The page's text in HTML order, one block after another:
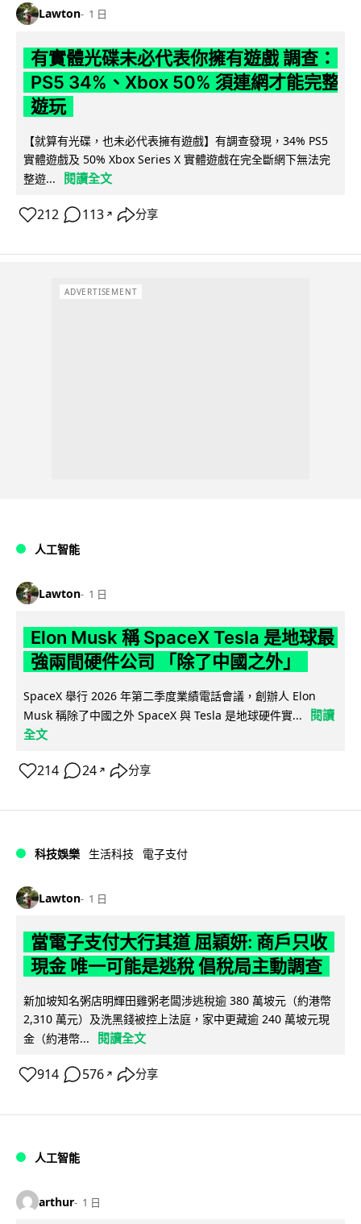
Lawton 1 日
有實體光碟未必代表你擁有遊戲 調查：
PS5 34%、Xbox 50% 須連網才能完整
遊玩
【就算有光碟，也未必代表擁有遊戲】有調查發現，34% PS5
實體遊戲及 50% Xbox Series X 實體遊戲在完全斷網下無法完
整遊...
閱讀全文
212 113 ↗ 分享
ADVERTISEMENT
人工智能
Lawton 1 日
Elon Musk 稱 SpaceX Tesla 是地球最
強兩間硬件公司 「除了中國之外」
SpaceX 舉行 2026 年第二季度業績電話會議，創辦人 Elon
Musk 稱除了中國之外 SpaceX 與 Tesla 是地球硬件實...
閱讀
全文
214 24 ↗ 分享
科技娛樂 生活科技 電子支付
Lawton 1 日
當電子支付大行其道 屈穎妍: 商戶只收
現金 唯一可能是逃稅 倡稅局主動調查
新加坡知名粥店明輝田雞粥老闆涉逃稅逾 380 萬坡元（約港幣
2,310 萬元）及洗黑錢被控上法庭，家中更藏逾 240 萬坡元現
金（約港幣...
閱讀全文
914 576 ↗ 分享
人工智能
arthur 1 日